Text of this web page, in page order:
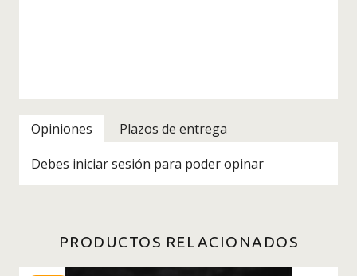
Opiniones
Plazos de entrega
Debes iniciar sesión para poder opinar
PRODUCTOS RELACIONADOS